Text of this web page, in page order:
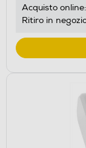
Acquisto online:
Ritiro in